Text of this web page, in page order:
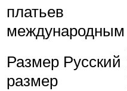
платьев
международным
Размер Русский
размер